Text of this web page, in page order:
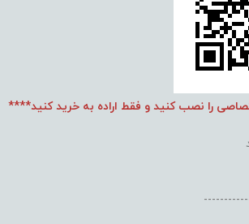
را نصب کنید و فقط اراده به خرید کنید****